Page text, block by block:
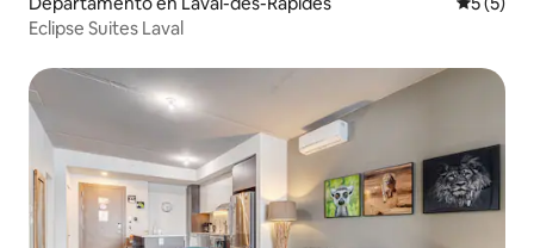
Eclipse Suites Laval